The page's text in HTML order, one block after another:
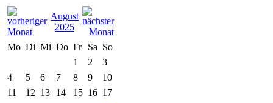
August
2025
Mo Di Mi Do Fr Sa So
1
2
3
4
5 6 7 8 9
10
11
12 13 14 15 16 17